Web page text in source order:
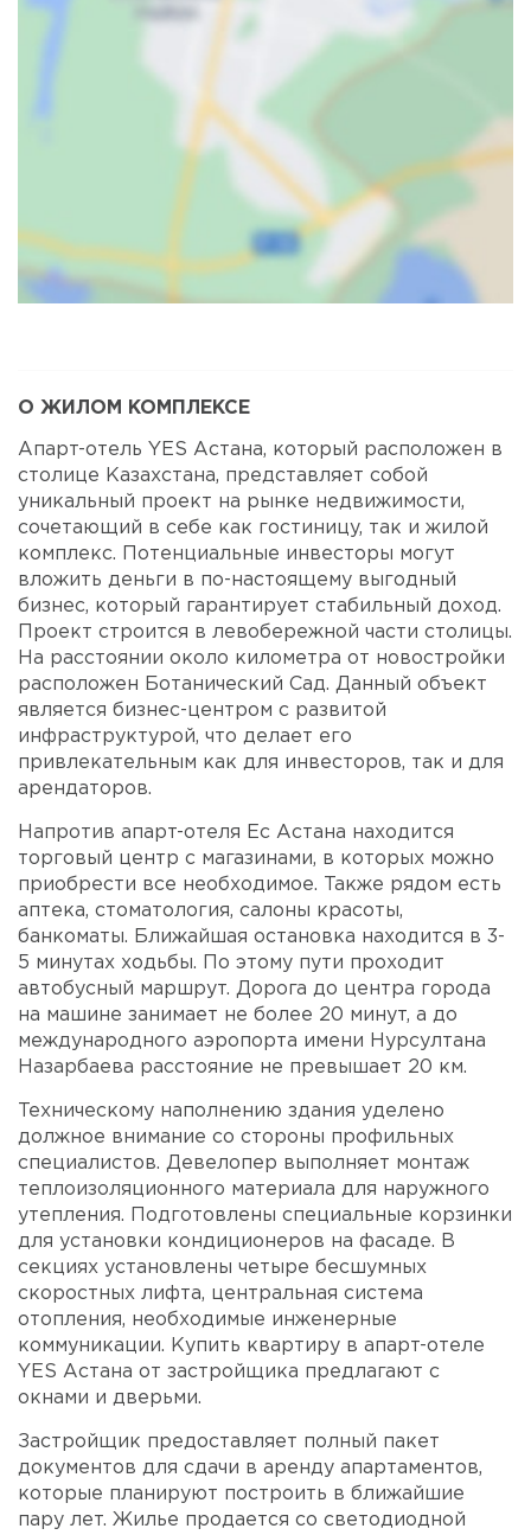
О ЖИЛОМ КОМПЛЕКСЕ
Апарт-отель YES Астана, который расположен в
столице Казахстана, представляет собой
уникальный проект на рынке недвижимости,
сочетающий в себе как гостиницу, так и жилой
комплекс. Потенциальные инвесторы могут
вложить деньги в по-настоящему выгодный
бизнес, который гарантирует стабильный доход.
Проект строится в левобережной части столицы.
На расстоянии около километра от новостройки
расположен Ботанический Сад. Данный объект
является бизнес-центром с развитой
инфраструктурой, что делает его
привлекательным как для инвесторов, так и для
арендаторов.
Напротив апарт-отеля Ес Астана находится
торговый центр с магазинами, в которых можно
приобрести все необходимое. Также рядом есть
аптека, стоматология, салоны красоты,
банкоматы. Ближайшая остановка находится в 3-
5 минутах ходьбы. По этому пути проходит
автобусный маршрут. Дорога до центра города
на машине занимает не более 20 минут, а до
международного аэропорта имени Нурсултана
Назарбаева расстояние не превышает 20 км.
Техническому наполнению здания уделено
должное внимание со стороны профильных
специалистов. Девелопер выполняет монтаж
теплоизоляционного материала для наружного
утепления. Подготовлены специальные корзинки
для установки кондиционеров на фасаде. В
секциях установлены четыре бесшумных
скоростных лифта, центральная система
отопления, необходимые инженерные
коммуникации. Купить квартиру в апарт-отеле
YES Астана от застройщика предлагают с
окнами и дверьми.
Застройщик предоставляет полный пакет
документов для сдачи в аренду апартаментов,
которые планируют построить в ближайшие
пару лет. Жилье продается со светодиодной